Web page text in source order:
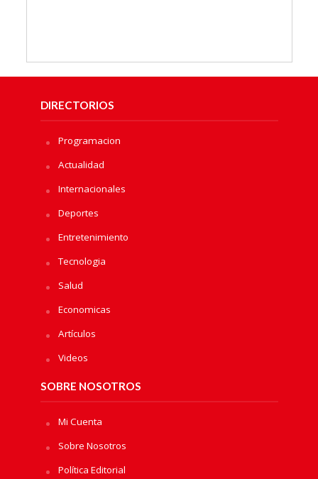
DIRECTORIOS
Programacion
Actualidad
Internacionales
Deportes
Entretenimiento
Tecnologia
Salud
Economicas
Artículos
Videos
SOBRE NOSOTROS
Mi Cuenta
Sobre Nosotros
Política Editorial